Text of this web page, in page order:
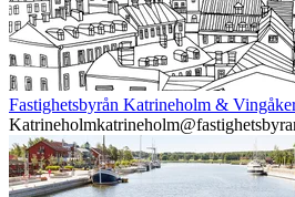
Fastighetsbyrån Katrineholm &
Katrineholm